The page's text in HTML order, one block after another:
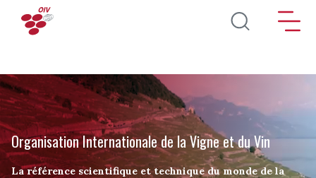
Aller au contenu principal
Organisation Internationale de la Vigne et du Vin
La référence scientifique et technique du monde de la